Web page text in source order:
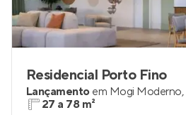
Residencial Porto Fino
Lançamento em Mogi Moderno,
27 a 78 m²